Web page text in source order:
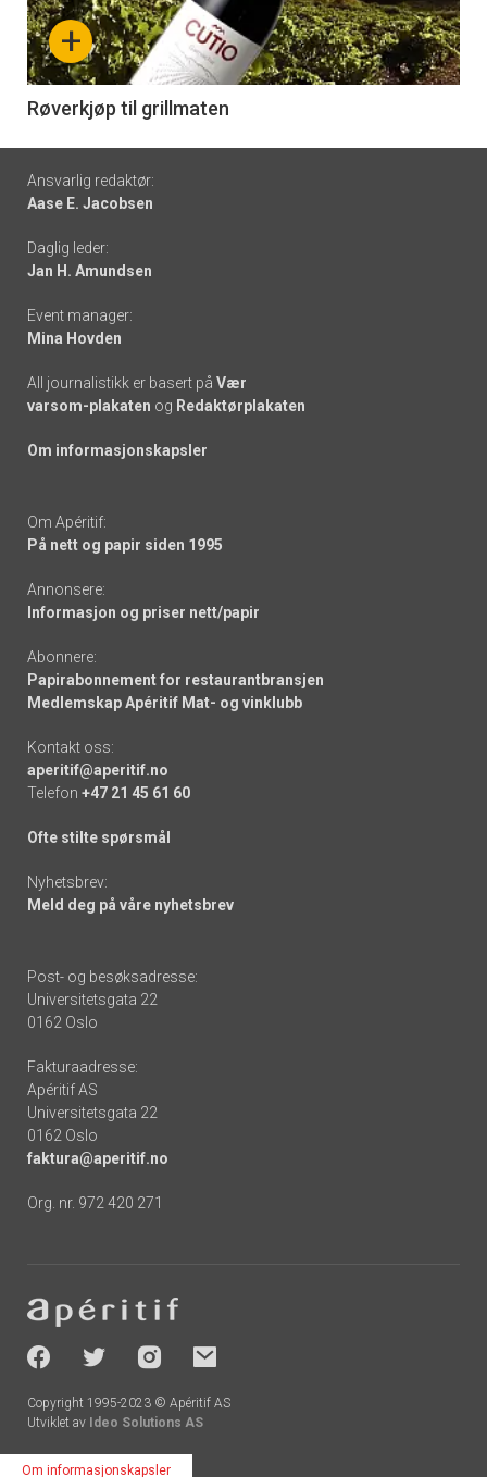
nå
-
6
+
Røverkjøp til grillmaten
Footer
-
links
Ansvarlig redaktør:
Aase E. Jacobsen
Daglig leder:
Jan H. Amundsen
Event manager:
Mina Hovden
All journalistikk er basert på Vær
varsom-plakaten og Redaktørplakaten
Om informasjonskapsler
Om Apéritif:
På nett og papir siden 1995
Annonsere:
Informasjon og priser nett/papir
Abonnere:
Papirabonnement for restaurantbransjen
Medlemskap Apéritif Mat- og vinklubb
Kontakt oss:
aperitif@aperitif.no
Telefon +47 21 45 61 60
Ofte stilte spørsmål
Nyhetsbrev:
Meld deg på våre nyhetsbrev
Post- og besøksadresse:
Universitetsgata 22
0162 Oslo
Fakturaadresse:
Apéritif AS
Universitetsgata 22
0162 Oslo
faktura@aperitif.no
Org. nr. 972 420 271
-
socials
Copyright 1995-2023 © Apéritif AS
Utviklet av Ideo Solutions AS
Om informasjonskapsler